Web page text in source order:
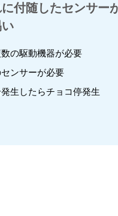
付随したセンサー
の駆動機器が必要
ンサーが必要
生したらチョコ停発生